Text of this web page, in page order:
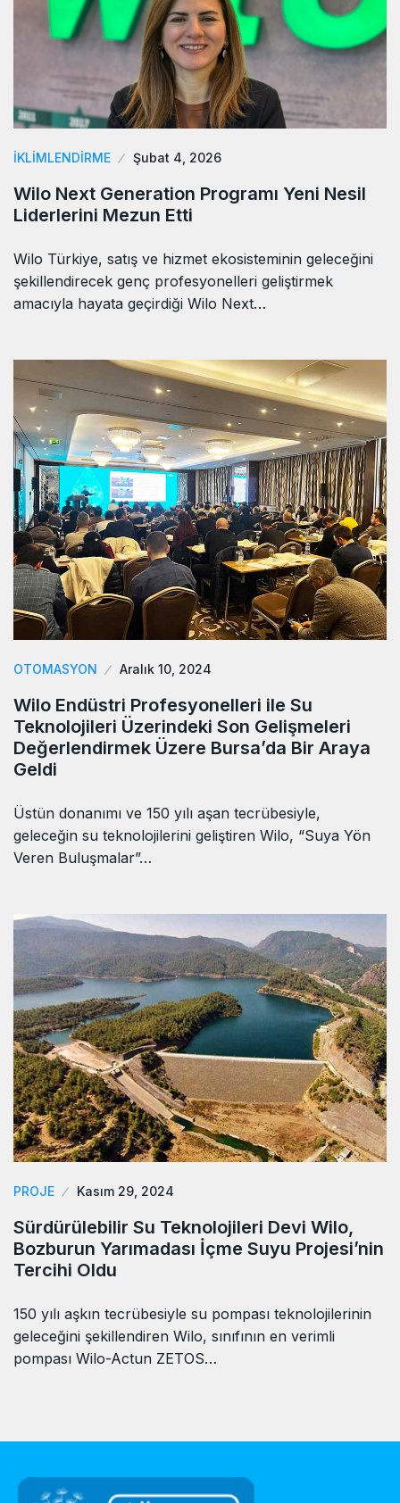
İKLIMLENDIRME Şubat 4, 2026
Wilo Next Generation Programı Yeni Nesil
Liderlerini Mezun Etti
Wilo Türkiye, satış ve hizmet ekosisteminin geleceğini
şekillendirecek genç profesyonelleri geliştirmek
amacıyla hayata geçirdiği Wilo Next…
OTOMASYON Aralık 10, 2024
Wilo Endüstri Profesyonelleri ile Su
Teknolojileri Üzerindeki Son Gelişmeleri
Değerlendirmek Üzere Bursa’da Bir Araya
Geldi
Üstün donanımı ve 150 yılı aşan tecrübesiyle,
geleceğin su teknolojilerini geliştiren Wilo, “Suya Yön
Veren Buluşmalar”…
PROJE Kasım 29, 2024
Sürdürülebilir Su Teknolojileri Devi Wilo,
Bozburun Yarımadası İçme Suyu Projesi’nin
Tercihi Oldu
150 yılı aşkın tecrübesiyle su pompası teknolojilerinin
geleceğini şekillendiren Wilo, sınıfının en verimli
pompası Wilo-Actun ZETOS…